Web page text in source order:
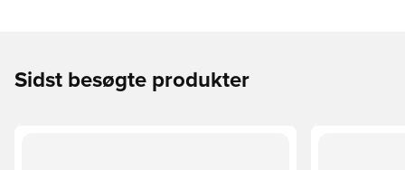
Sidst besøgte produkter